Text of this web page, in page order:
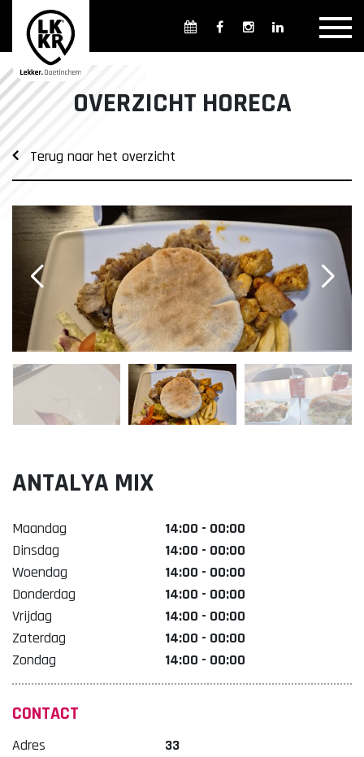
Overzicht winkels
Openingsdagen en -tijden
Weekmarkten
Overzicht Cultuur & Musea
Parkeren in Doetinchem
Openbaar vervoer
Gratis Shuttle
FAQ
Organisatie Binnenstadbedrijf Doetinchem
OVERZICHT HORECA
Terug naar het overzicht
ANTALYA MIX
Maandag
14:00 - 00:00
Dinsdag
14:00 - 00:00
Woendag
14:00 - 00:00
Donderdag
14:00 - 00:00
Vrijdag
14:00 - 00:00
Zaterdag
14:00 - 00:00
Zondag
14:00 - 00:00
CONTACT
Adres
33